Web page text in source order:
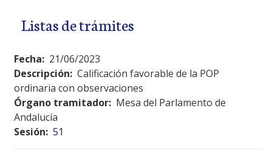
Listas de trámites
Fecha: 21/06/2023
Descripción: Calificación favorable de la POP
ordinaria con observaciones
Órgano tramitador: Mesa del Parlamento de
Andalucía
Sesión: 51